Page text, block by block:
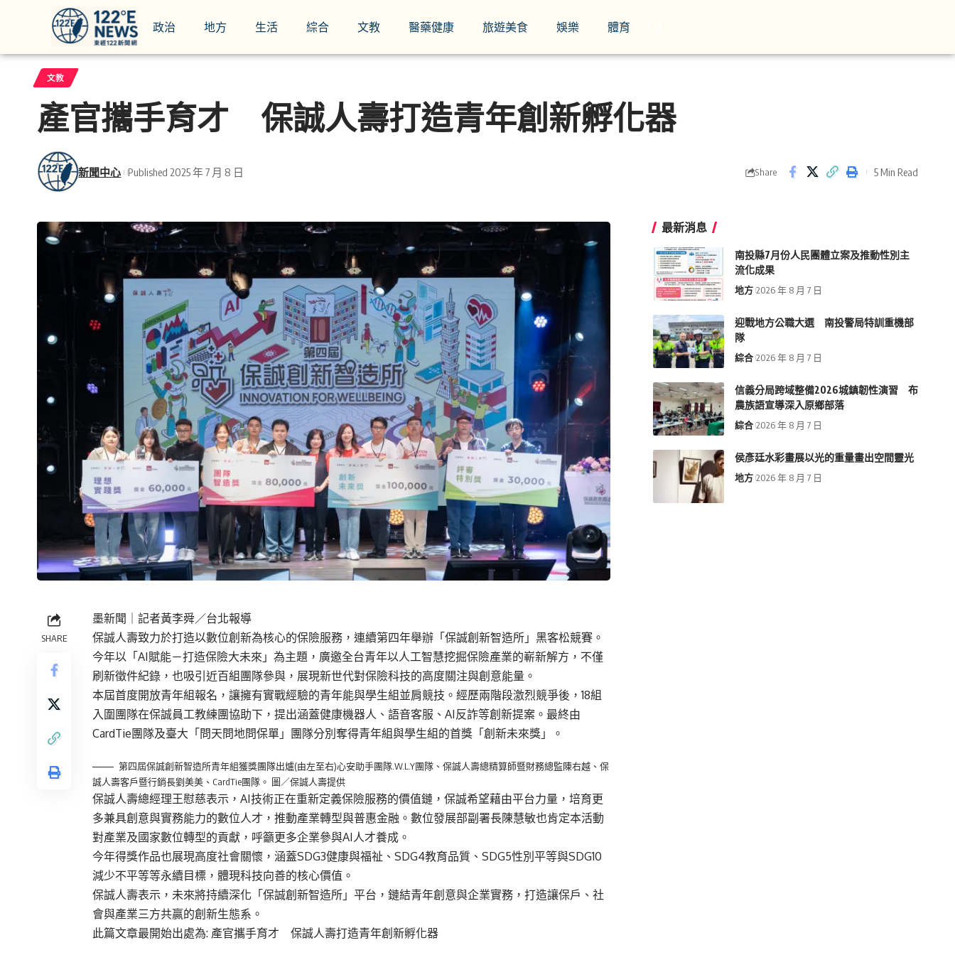
政治 地方 生活 綜合 文教 醫藥健康 旅遊美食 娛樂 體育
文教
產官攜手育才 保誠人壽打造青年創新孵化器
新聞中心 Published 2025 年 7 月 8 日 Share 5 Min Read
SHARE
墨新聞 ｜記者黃李舜／台北報導
保誠人壽致力於打造以數位創新為核心的保險服務，連續第四年舉辦「保誠創新智造所」黑客松競賽。
今年以「AI賦能－打造保險大未來」為主題，廣邀全台青年以人工智慧挖掘保險產業的嶄新解方，不僅
刷新徵件紀錄，也吸引近百組團隊參與，展現新世代對保險科技的高度關注與創意能量。
本屆首度開放青年組報名，讓擁有實戰經驗的青年能與學生組並肩競技。經歷兩階段激烈競爭後，18組
入圍團隊在保誠員工教練團協助下，提出涵蓋健康機器人、語音客服、AI反詐等創新提案。最終由
CardTie團隊及臺大「問天問地問保單」團隊分別奪得青年組與學生組的首獎「創新未來獎」。
第四屆保誠創新智造所青年組獲獎團隊出爐(由左至右)心安助手團隊.W.L.Y團隊、保誠人壽總精算師暨財務總監陳右越、保
誠人壽客戶暨行銷長劉美美、CardTie團隊。 圖／保誠人壽提供
保誠人壽總經理王慰慈表示，AI技術正在重新定義保險服務的價值鏈，保誠希望藉由平台力量，培育更
多兼具創意與實務能力的數位人才，推動產業轉型與普惠金融。數位發展部副署長陳慧敏也肯定本活動
對產業及國家數位轉型的貢獻，呼籲更多企業參與AI人才養成。
今年得獎作品也展現高度社會關懷，涵蓋SDG3健康與福祉、SDG4教育品質、SDG5性別平等與SDG10
減少不平等等永續目標，體現科技向善的核心價值。
保誠人壽表示，未來將持續深化「保誠創新智造所」平台，鏈結青年創意與企業實務，打造讓保戶、社
會與產業三方共贏的創新生態系。
此篇文章最開始出處為: 產官攜手育才 保誠人壽打造青年創新孵化器
最新消息
南投縣7月份人民團體立案及推動性別主
流化成果
地方 2026 年 8 月 7 日
迎戰地方公職大選 南投警局特訓重機部
隊
綜合 2026 年 8 月 7 日
信義分局跨域整備2026城鎮韌性演習 布
農族語宣導深入原鄉部落
綜合 2026 年 8 月 7 日
侯彥廷水彩畫展以光的重量畫出空間靈光
地方 2026 年 8 月 7 日